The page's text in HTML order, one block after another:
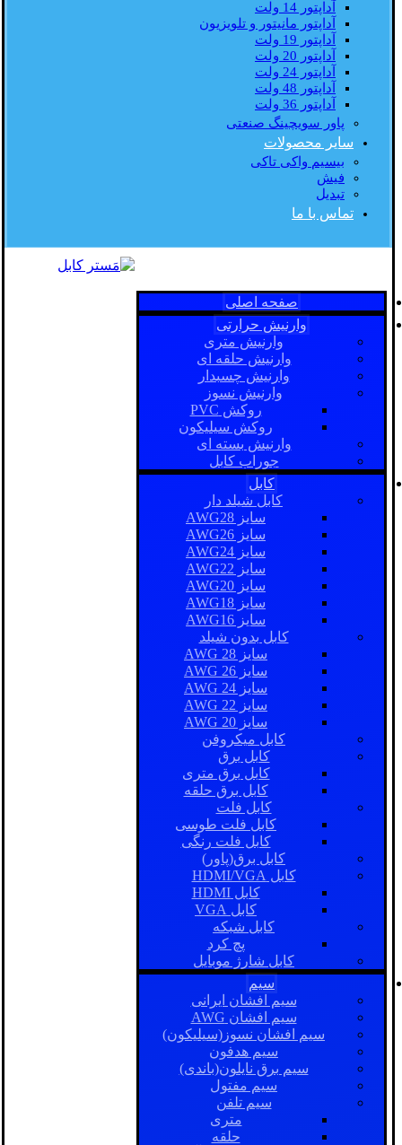
آداپتور 14 ولت
آداپتور مانیتور و تلویزیون
آداپتور 19 ولت
آداپتور 20 ولت
آداپتور 24 ولت
آداپتور 48 ولت
آداپتور 36 ولت
پاور سویچینگ صنعتی
سایر محصولات
بیسیم واکی تاکی
فیش
تبدیل
تماس با ما
صفحه اصلی
وارنیش حرارتی
وارنیش متری
وارنیش حلقه ای
وارنیش چسبدار
وارنیش نسوز
روکش PVC
روکش سیلیکون
وارنیش بسته ای
جوراب کابل
کابل
کابل شیلد دار
سایز AWG28
سایز AWG26
سایز AWG24
سایز AWG22
سایز AWG20
سایز AWG18
سایز AWG16
کابل بدون شیلد
سایز AWG 28
سایز AWG 26
سایز AWG 24
سایز AWG 22
سایز AWG 20
کابل میکروفن
کابل برق
کابل برق متری
کابل برق حلقه
کابل فلت
کابل فلت طوسی
کابل فلت رنگی
کابل برق(پاور)
کابل HDMI/VGA
کابل HDMI
کابل VGA
کابل شبکه
پچ کرد
کابل شارژ موبایل
سیم
سیم افشان ایرانی
سیم افشان AWG
سیم افشان نسوز(سیلیکون)
سیم هدفون
سیم برق نایلون(باندی)
سیم مفتول
سیم تلفن
متری
حلقه